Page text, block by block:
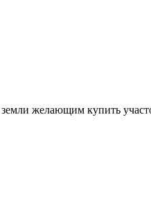
желающим купить